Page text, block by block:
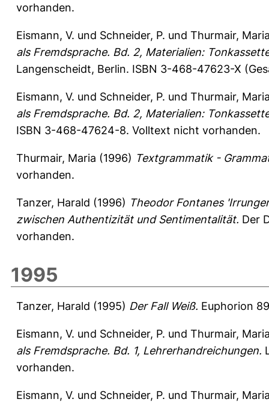
vorhanden.
Eismann, V. und Schneider, P. und Thurmair,
als Fremdsprache. Bd. 2, Materialien:
Langenscheidt, Berlin. ISBN 3-468-47623-X
Eismann, V. und Schneider, P. und Thurmair,
als Fremdsprache. Bd. 2, Materialien:
ISBN 3-468-47624-8. Volltext nicht vorhanden.
Thurmair, Maria (1996) Textgrammatik -
vorhanden.
Tanzer, Harald (1996) Theodor Fontanes
zwischen Authentizität und Sentimentalität. Der
vorhanden.
1995
Tanzer, Harald (1995) Der Fall Weiß. Euphorion
Eismann, V. und Schneider, P. und Thurmair,
als Fremdsprache. Bd. 1, Lehrerhandreichungen.
vorhanden.
Eismann, V. und Schneider, P. und Thurmair,